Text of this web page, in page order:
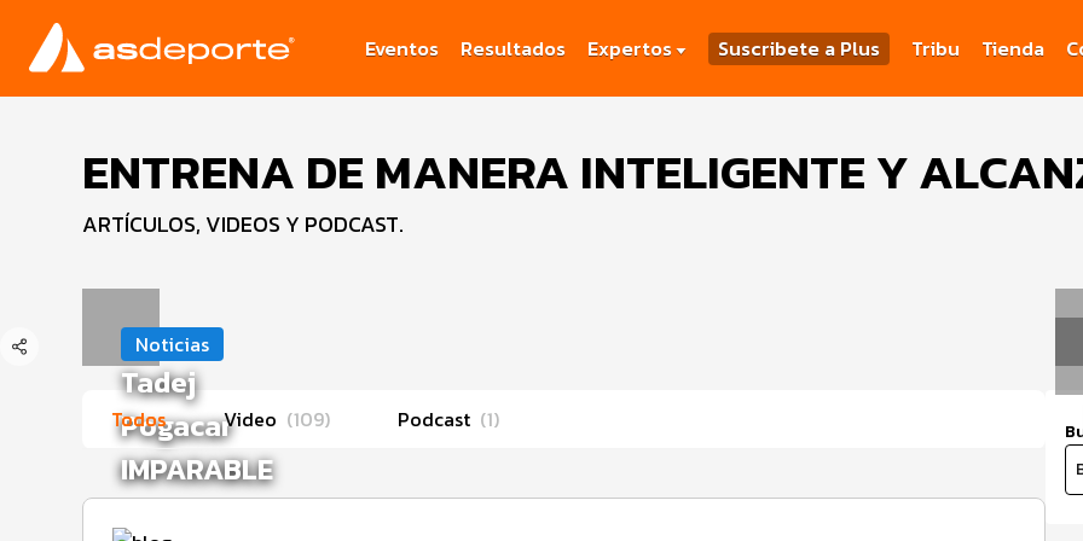
Eventos Resultados Expertos Suscribete a Plus Tribu Tienda
ENTRENA DE MANERA INTELIGENTE Y
ARTÍCULOS, VIDEOS Y PODCAST.
Noticias
Tadej
Pogacar
IMPARABLE
en
Todos Video (109) Podcast (1)